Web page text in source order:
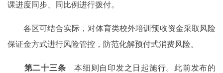
课进度同步、同比例进行拨付。
各区可结合实际，对体育类校外培训预收资金采取风险
保证金方式进行风险管控，防范化解预付式消费风险。
第二十三条 本细则自印发之日起施行。此前发布的